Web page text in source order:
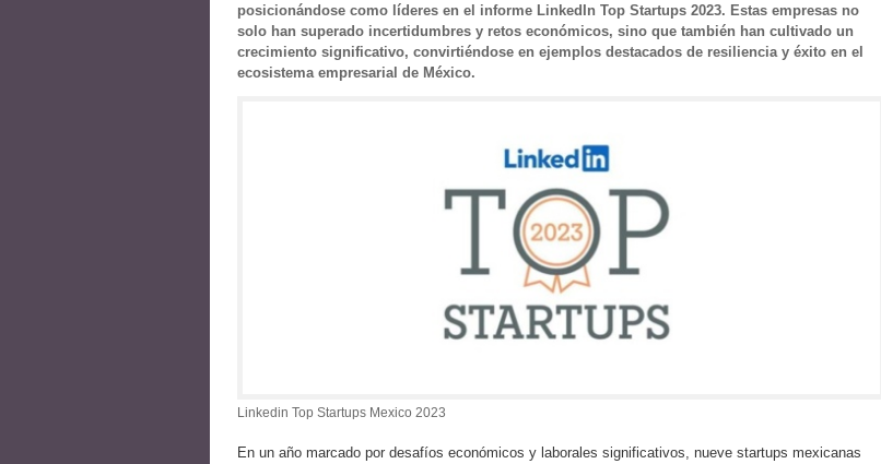
posicionándose como líderes en el informe LinkedIn Top Startups 2023. Estas empresas no
solo han superado incertidumbres y retos económicos, sino que también han cultivado un
crecimiento significativo, convirtiéndose en ejemplos destacados de resiliencia y éxito en el
ecosistema empresarial de México.
Linkedin Top Startups Mexico 2023
En un año marcado por desafíos económicos y laborales significativos, nueve startups mexicanas